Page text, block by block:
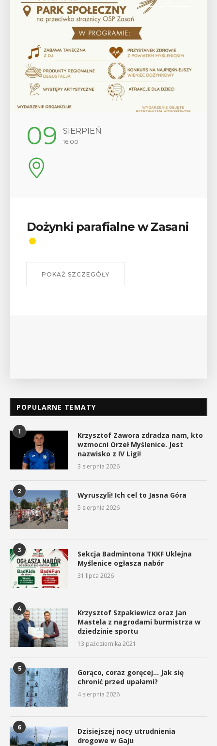
Zasani
12
Wykład „Jak zdobyć
W środę 12 sierpnia o godz. 17 w
POPULARNE TEMATY
1
Krzysztof Zawora zdradza nam, kto
wzmocni Orzeł Myślenice. Jest
nazwisko z IV Ligi!
3 sierpnia 2026
2 Wyruszyli! Ich cel to Jasna Góra
5 sierpnia 2026
3
Sekcja Badmintona TKKF Uklejna
Myślenice ogłasza nabór
31 lipca 2026
4
Krzysztof Szpakiewicz oraz Jan
Mastela z nagrodami burmistrza w
dziedzinie sportu
13 października 2021
5
Gorąco, coraz goręcej… Jak się
chronić przed upałami?
4 sierpnia 2026
6
Dzisiejszej nocy utrudnienia
drogowe w Gaju